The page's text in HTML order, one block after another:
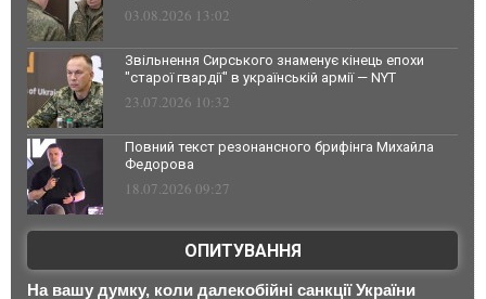
03.08.2026 13:02
Звільнення Сирського знаменує кінець епохи
"старої гвардії" в українській армії — NYT
23.07.2026 10:32
Повний текст резонансного брифінга Михайла
Федорова
18.07.2026 09:27
ОПИТУВАННЯ
На вашу думку, коли далекобійні санкції України